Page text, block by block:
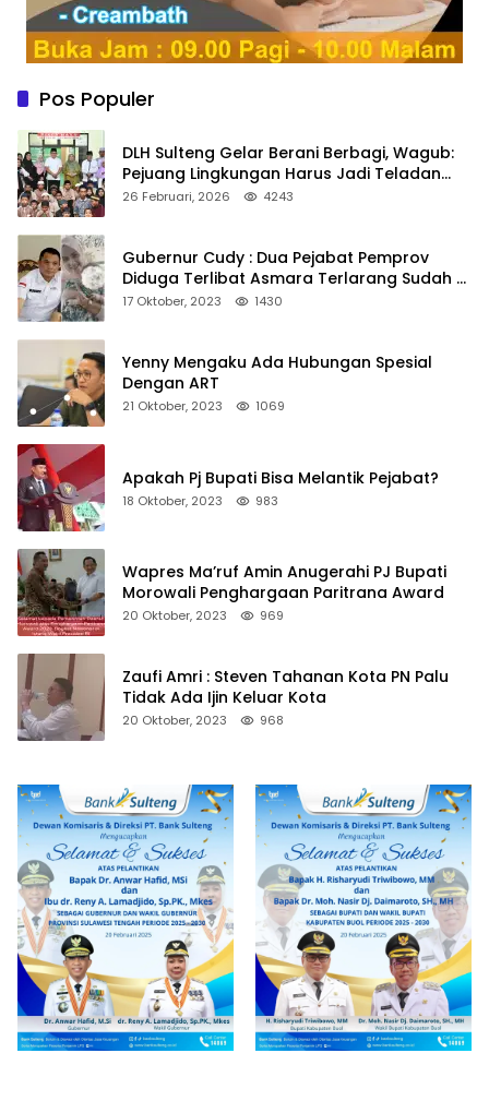
Pos Populer
DLH Sulteng Gelar Berani Berbagi, Wagub:
Pejuang Lingkungan Harus Jadi Teladan
Kepedulian
26 Februari, 2026 4243
Gubernur Cudy : Dua Pejabat Pemprov
Diduga Terlibat Asmara Terlarang Sudah di
Non Job
17 Oktober, 2023 1430
Yenny Mengaku Ada Hubungan Spesial
Dengan ART
21 Oktober, 2023 1069
Apakah Pj Bupati Bisa Melantik Pejabat?
18 Oktober, 2023 983
Wapres Ma’ruf Amin Anugerahi PJ Bupati
Morowali Penghargaan Paritrana Award
20 Oktober, 2023 969
Zaufi Amri : Steven Tahanan Kota PN Palu
Tidak Ada Ijin Keluar Kota
20 Oktober, 2023 968